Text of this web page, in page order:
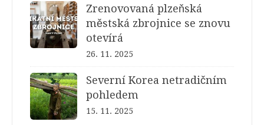
Zrenovovaná plzeňská
městská zbrojnice se znovu
otevírá
26. 11. 2025
Severní Korea netradičním
pohledem
15. 11. 2025